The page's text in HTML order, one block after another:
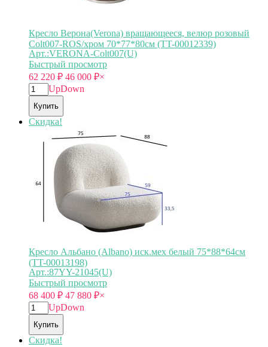
Кресло Верона(Verona) вращающееся, велюр розовый
Colt007-ROS/хром 70*77*80см (TT-00012339)
Арт.:VERONA-Colt007(U)
Быстрый просмотр
62 220 ₽ 46 000 ₽×
UpDown
Купить
Скидка!
Кресло Альбано (Albano) иск.мех белый 75*88*64см
(TT-00013198)
Арт.:87YY-21045(U)
Быстрый просмотр
68 400 ₽ 47 880 ₽×
UpDown
Купить
Скидка!